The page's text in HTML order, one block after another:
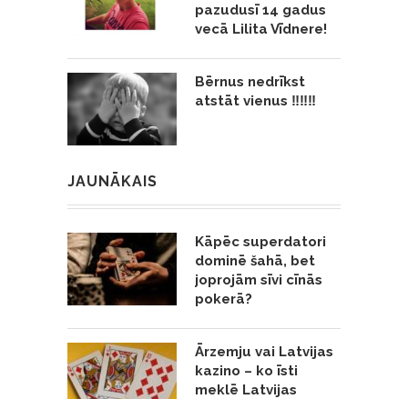
pazudusī 14 gadus
vecā Lilita Vīdnere!
Bērnus nedrīkst
atstāt vienus ‼️‼️‼️
JAUNĀKAIS
Kāpēc superdatori
dominē šahā, bet
joprojām sīvi cīnās
pokerā?
Ārzemju vai Latvijas
kazino – ko īsti
meklē Latvijas